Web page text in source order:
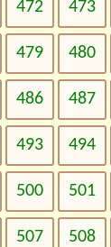
472 473
479 480
486 487
493 494
500 501
507 508